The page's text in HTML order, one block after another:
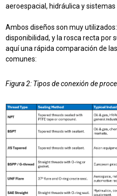
aeroespacial, hidráulica y
Ambos diseños son muy
disponibilidad, y la rosca recta por
aquí una rápida comparación de
comunes:
Figura 2: Tipos de conexión de